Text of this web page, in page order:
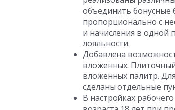
объединить бонусные
пропорционально с
и начисления в одной
лояльности.
Добавлена
вложенных. Плиточный
вложенных палитр.
сделаны отдельные
В настройках